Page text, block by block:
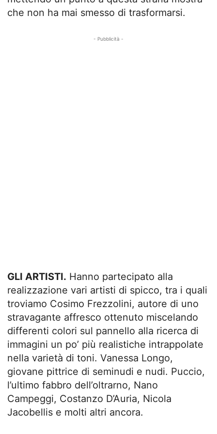
che non ha mai smesso di trasformarsi.
- Pubblicità -
GLI ARTISTI. Hanno partecipato alla
realizzazione vari artisti di spicco, tra i quali
troviamo Cosimo Frezzolini, autore di uno
stravagante affresco ottenuto miscelando
differenti colori sul pannello alla ricerca di
immagini un po’ più realistiche intrappolate
nella varietà di toni. Vanessa Longo,
giovane pittrice di seminudi e nudi. Puccio,
l’ultimo fabbro dell’oltrarno, Nano
Campeggi, Costanzo D’Auria, Nicola
Jacobellis e molti altri ancora.